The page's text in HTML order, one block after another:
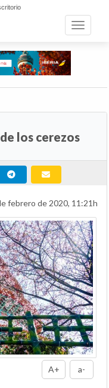
Toggle
los cerezos
febrero de 2020, 11:21h
A+ a-